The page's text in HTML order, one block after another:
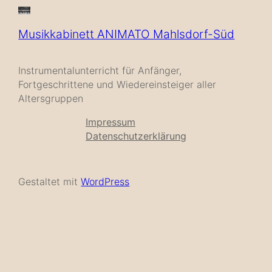
Musikkabinett ANIMATO Mahlsdorf-Süd
Instrumentalunterricht für Anfänger,
Fortgeschrittene und Wiedereinsteiger aller
Altersgruppen
Impressum
Datenschutzerklärung
Gestaltet mitWordPress